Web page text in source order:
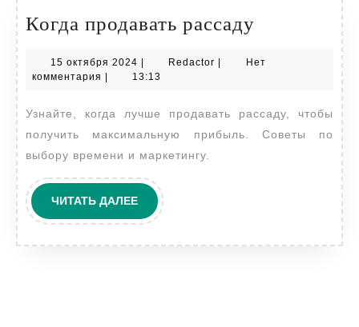
Когда продавать рассаду
продавать
рассаду
15 октября 2024 15
октября
Redactor Redactor
Нет
комментария
13:13
Узнайте, когда лучше продавать рассаду, чтобы
получить максимальную прибыль. Советы по
выбору времени и маркетингу.
ЧИТАТЬ ДАЛЕЕЧИТАТЬ
ДАЛЕЕ